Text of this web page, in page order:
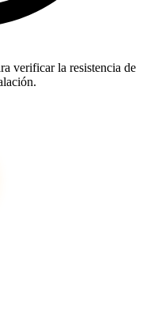
verificar la resistencia de